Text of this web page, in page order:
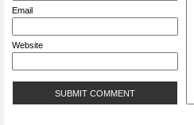
Email
Website